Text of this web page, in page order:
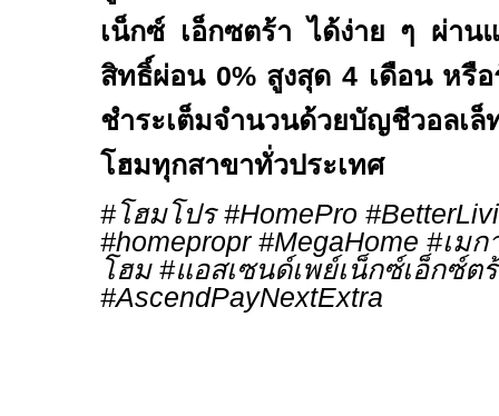
เน็กซ์ เอ็กซตร้า ได้ง่าย ๆ ผ่าน
สิทธิ์ผ่อน 0% สูงสุด 4 เดือน หรื
ชำระเต็มจำนวนด้วยบัญชีวอลเ
โฮมทุกสาขาทั่วประเทศ
#โฮมโปร#HomePro
#homepropr #MegaHome #เม
โฮม#แอสเซนด์เพย์เน็กซ์เอ็กซ์ต
#AscendPayNextExtra